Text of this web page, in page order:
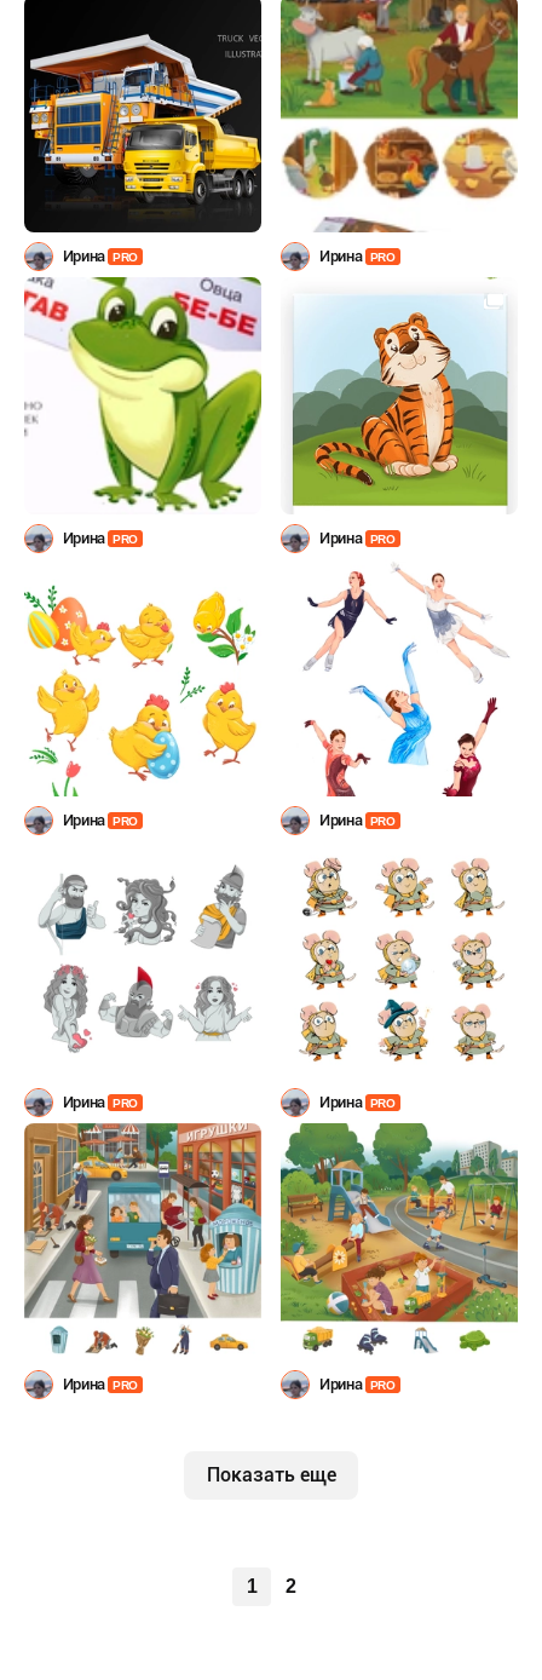
Ирина PRO Ирина PRO
Ирина PRO Ирина PRO
Ирина PRO Ирина PRO
Ирина PRO Ирина PRO
Ирина PRO Ирина PRO
Показать еще
1 2